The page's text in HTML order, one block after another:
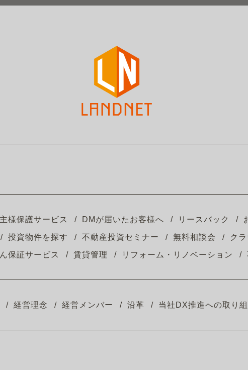
様保護サービス DMが届いたお客様へ リースバック
投資物件を探す 不動産投資セミナー 無料相談会 ク
保証サービス 賃貸管理 リフォーム・リノベーション
経営理念 経営メンバー 沿革 当社DX推進への取り